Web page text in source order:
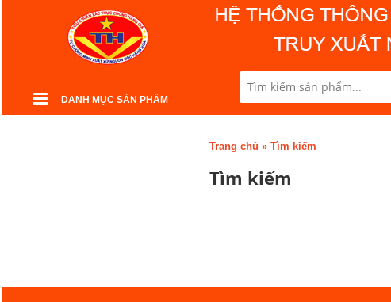
DANH MỤC SẢN PHẨM
Trang chủ » Tìm kiếm
Tìm kiếm